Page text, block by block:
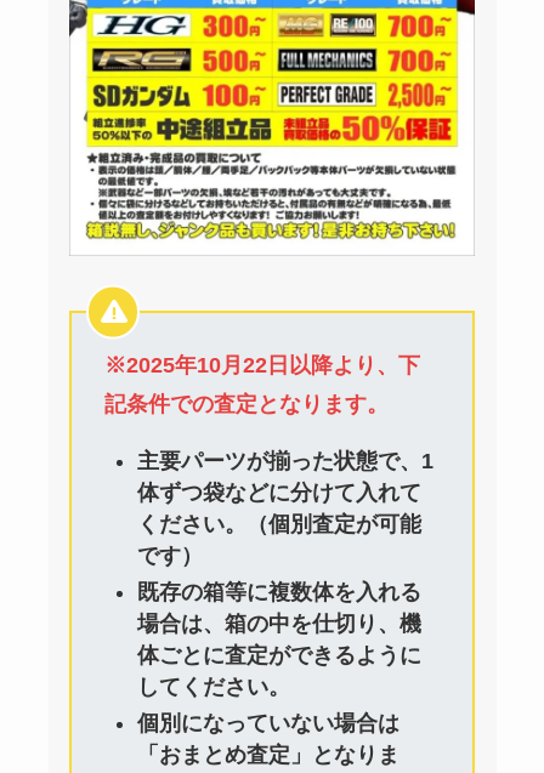
※2025年10月22日以降より、下
記条件での査定となります。
主要パーツが揃った状態で、1
体ずつ袋などに分けて入れて
ください。（個別査定が可能
です）
既存の箱等に複数体を入れる
場合は、箱の中を仕切り、機
体ごとに査定ができるように
してください。
個別になっていない場合は
「おまとめ査定」となりま